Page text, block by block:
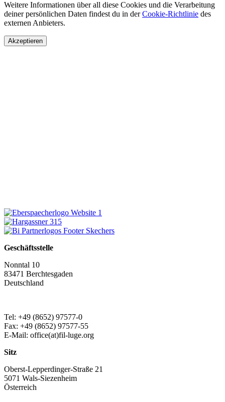
Weitere Informationen über all diese Cookies und die Verarbeitung
deiner persönlichen Daten findest du in derCookie-Richtlinie des
externen Anbieters.
Akzeptieren
Geschäftsstelle
Nonntal 10
83471 Berchtesgaden
Deutschland
Tel: +49 (8652) 97577-0
Fax: +49 (8652) 97577-55
E-Mail: office(at)fil-luge.org
Sitz
Oberst-Lepperdinger-Straße 21
5071 Wals-Siezenheim
Österreich